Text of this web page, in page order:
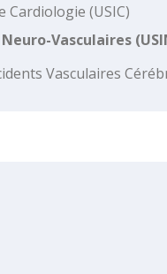
Cardiologie (USIC)
Vasculaires
Vasculaires